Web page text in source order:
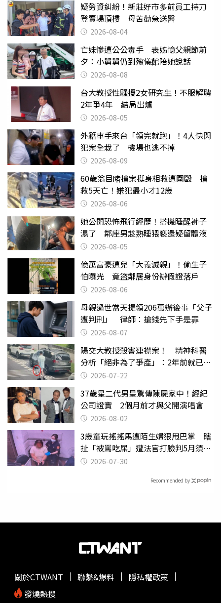
疑勞資糾紛！新莊好市多前員工持刀
登賣場頂樓 母苦勸急送醫
2026-08-04
亡妹慘遭公公毒手 表姊憶父親節前
夕：小舅舅仍到殯儀館陪她說話
2026-08-08
台大教授性騷擾2女研究生！不服解聘
2年爭4年 結局出爐
2026-08-05
外籍車手來台「領完就跑」！4人快閃
犯案全栽了 機場也逃不掉
2026-08-09
60歲翁目睹搶案挺身相救遭圍毆 搶
救5天亡！嫌犯最小才12歲
2026-08-06
她公開恐怖飛行經歷！搭機睡醒褲子
濕了 鄰座男趁熟睡猥褻還疑留體液
2026-08-05
億萬富豪遭兒「大義滅親」！偷生子
怕曝光 竟盜鄰居身份辦假證落戶
2026-08-06
母親過世當天提領206萬辦後事「父子
遭判刑」 律師：搶錢先下手是罪
2026-08-07
陽交大教授殺害連襟案！ 精神科醫
分析「絕非為了爭產」：2年前就已言
行詭異
2026-07-22
37歲星二代男星驚傳陳屍家中！經紀
公司證實 2個月前才與父開演唱會
2026-08-02
3歲童玩搖搖馬遭陌生婦狠甩巴掌 瞎
扯「被罵吃屎」遭法官打臉判5月須入
監 2026-07-30
Recommended by
關於CTWANT 聯繫&爆料
隱私權政策
發燒熱搜